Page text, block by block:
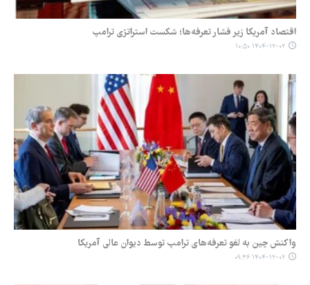
اقتصاد آمریکا زیر فشار تعرفه‌ها؛ شکست استراتژی ترامپ
۱۴۰۴-۱۲-۰۲ ۱۰:۵۰
واکنش چین به لغو تعرفه‌های ترامپ توسط دیوان عالی آمریکا
۱۴۰۴-۱۲-۰۲ ۰۹:۳۶